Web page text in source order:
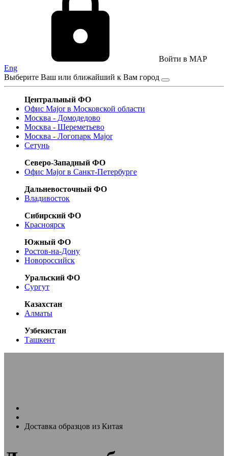
Войти в MAP
Eng
Выберите Ваш или ближайший к Вам город
Центральный ФО
Офис Major в Московской области
Москва - Домодедово
Москва - Шереметьево
Москва - Логопарк Major
Сетунь
Северо-Западный ФО
Офис Major в Санкт-Петербурге
Дальневосточный ФО
Владивосток
Сибирский ФО
Красноярск
Южный ФО
Ростов-на-Дону
Новороссийск
Уральский ФО
Сургут
Казахстан
Алматы
Узбекистан
Ташкент
Доставка образцов из Китая